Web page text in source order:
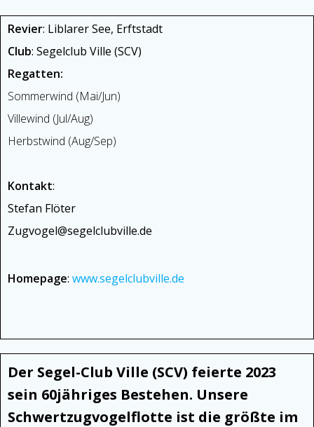
Revier: Liblarer See, Erftstadt
Club: Segelclub Ville (SCV)
Regatten:
Sommerwind (Mai/Jun)
Villewind (Jul/Aug)
Herbstwind (Aug/Sep)
Kontakt:
Stefan Flöter
Zugvogel@segelclubville.de
Homepage: www.segelclubville.de
Der Segel-Club Ville (SCV) feierte 2023
sein 60jähriges Bestehen. Unsere
Schwertzugvogelflotte ist die größte im